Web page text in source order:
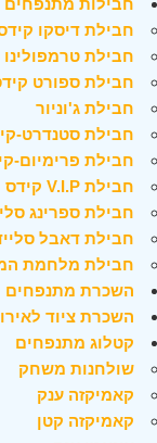
חבילות מתנפחים
חבילת דיסקו
חבילת טרמפולינו
חבילת ספורט
חבילת ג'וניור
חבילת סטנדרט-
חבילת פרימיום-
חבילת V.I.P קידס
חבילת ספרינג
חבילת דאבל
חבילת מלחמת
השכרת מתנפחים
השכרת ציוד
קטלוג מתנפחים
שולחנות משחק
קאמיקזה ענק
קאמיקזה קטן